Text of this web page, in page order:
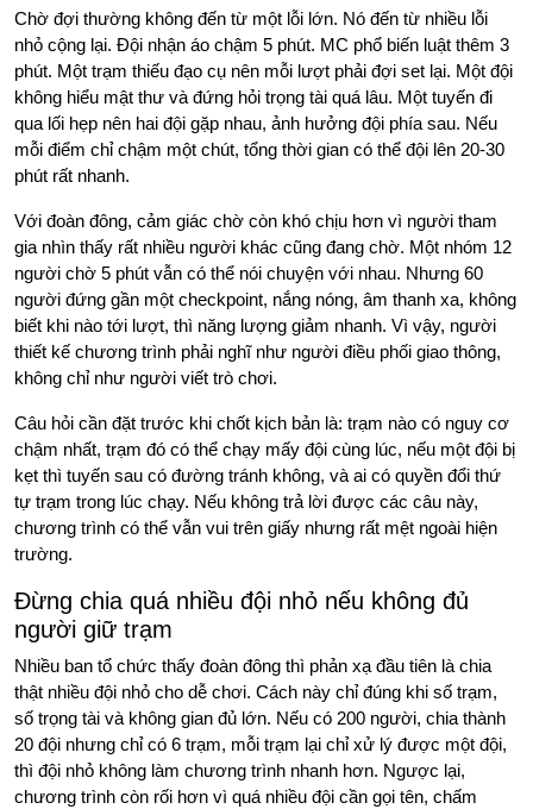
Chờ đợi thường không đến từ một lỗi lớn. Nó đến từ nhiều lỗi
nhỏ cộng lại. Đội nhận áo chậm 5 phút. MC phổ biến luật thêm 3
phút. Một trạm thiếu đạo cụ nên mỗi lượt phải đợi set lại. Một đội
không hiểu mật thư và đứng hỏi trọng tài quá lâu. Một tuyến đi
qua lối hẹp nên hai đội gặp nhau, ảnh hưởng đội phía sau. Nếu
mỗi điểm chỉ chậm một chút, tổng thời gian có thể đội lên 20-30
phút rất nhanh.
Với đoàn đông, cảm giác chờ còn khó chịu hơn vì người tham
gia nhìn thấy rất nhiều người khác cũng đang chờ. Một nhóm 12
người chờ 5 phút vẫn có thể nói chuyện với nhau. Nhưng 60
người đứng gần một checkpoint, nắng nóng, âm thanh xa, không
biết khi nào tới lượt, thì năng lượng giảm nhanh. Vì vậy, người
thiết kế chương trình phải nghĩ như người điều phối giao thông,
không chỉ như người viết trò chơi.
Câu hỏi cần đặt trước khi chốt kịch bản là: trạm nào có nguy cơ
chậm nhất, trạm đó có thể chạy mấy đội cùng lúc, nếu một đội bị
kẹt thì tuyến sau có đường tránh không, và ai có quyền đổi thứ
tự trạm trong lúc chạy. Nếu không trả lời được các câu này,
chương trình có thể vẫn vui trên giấy nhưng rất mệt ngoài hiện
trường.
Đừng chia quá nhiều đội nhỏ nếu không đủ
người giữ trạm
Nhiều ban tổ chức thấy đoàn đông thì phản xạ đầu tiên là chia
thật nhiều đội nhỏ cho dễ chơi. Cách này chỉ đúng khi số trạm,
số trọng tài và không gian đủ lớn. Nếu có 200 người, chia thành
20 đội nhưng chỉ có 6 trạm, mỗi trạm lại chỉ xử lý được một đội,
thì đội nhỏ không làm chương trình nhanh hơn. Ngược lại,
chương trình còn rối hơn vì quá nhiều đội cần gọi tên, chấm